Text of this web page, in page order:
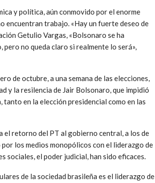
y política, aún conmovido por el enorme
encuentran trabajo. «Hay un fuerte deseo de
Getulio Vargas, «Bolsonaro se ha
pero no queda claro si realmente lo será»,
de octubre, a una semana de las elecciones,
y la resilencia de Jair Bolsonaro, que impidió
tanto en la elección presidencial como en las
el retorno del PT al gobierno central, a los de
los medios monopólicos con el liderazgo de
sociales, el poder judicial, han sido eficaces.
de la sociedad brasileña es el liderazgo de